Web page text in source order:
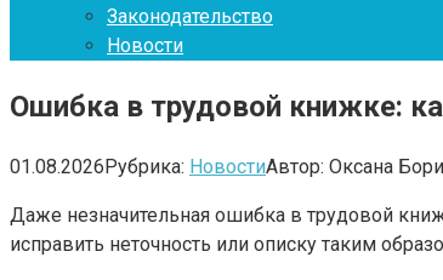
Законодательство
Новости
Ошибка в трудовой книжке:
01.08.2026Рубрика: НовостиАвтор: Оксана
Даже незначительная ошибка в трудовой
исправить неточность или описку таким